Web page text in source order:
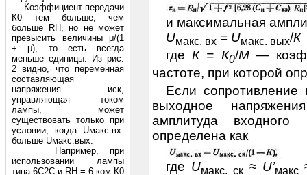
Коэффициент передачи
К0 тем больше, чем
больше RH, но не может
превысить величины μ/(1
+ μ), то есть всегда
меньше единицы. Из рис.
2 видно, что переменная
составляющая
напряжения иск,
управляющая током
лампы, может
существовать только при
условии, когда Uмакс.вх.
больше Uмакс.вых.
Например, при
использовании лампы
типа 6С2С и RH = 6 ком К0
и максимальная
Uмакс. вх = Uмакс. вых/К
гдеК= К0/M —
частоте, при которой
Если сопротивление
выходное
амплитуда
определена как
где Uмакс. ск≈ U’макс